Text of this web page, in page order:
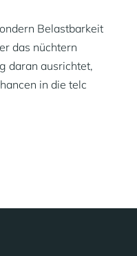
Belastbarkeit
das nüchtern
daran ausrichtet,
in die telc